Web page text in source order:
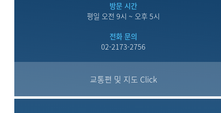
방문 시간
평일 오전 9시 ~ 오후 5시
전화 문의
02-2173-2756
교통편 및 지도 Click